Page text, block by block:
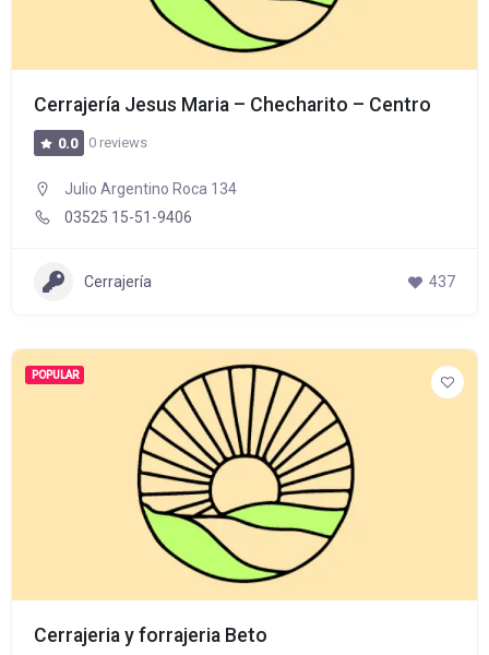
Cerrajería Jesus Maria – Checharito – Centro
0.0 0 reviews
Julio Argentino Roca 134
03525 15-51-9406
Cerrajería 437
POPULAR
Cerrajeria y forrajeria Beto